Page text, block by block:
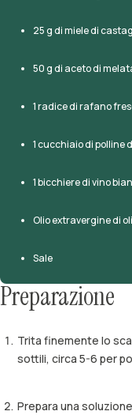
25 g di miele di
50 g di aceto di
1 radice di rafano
1 cucchiaio di polline
1 bicchiere di vino
Olio extravergine di
Sale
Preparazione
Trita finemente lo
sottili, circa 5-6 per
Prepara una